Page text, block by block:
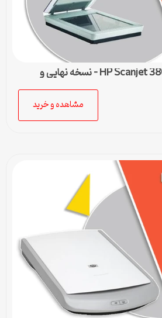
دانلود درایور اسکنر HP Scanjet 3800 – نسخه نهایی و
مشاهده و خرید